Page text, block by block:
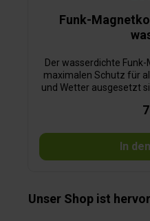
Funk-
Der wasserdichte
maximalen Schutz für
und Wetter ausgesetzt
Motorhauben,
In
Unser Shop ist